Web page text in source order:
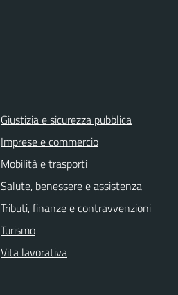
Giustizia e sicurezza pubblica
Imprese e commercio
Mobilità e trasporti
Salute, benessere e assistenza
Tributi, finanze e contravvenzioni
Turismo
Vita lavorativa